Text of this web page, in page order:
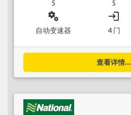
5 5
miscellaneous_services
自动变速器
login
4 门
查看详情...